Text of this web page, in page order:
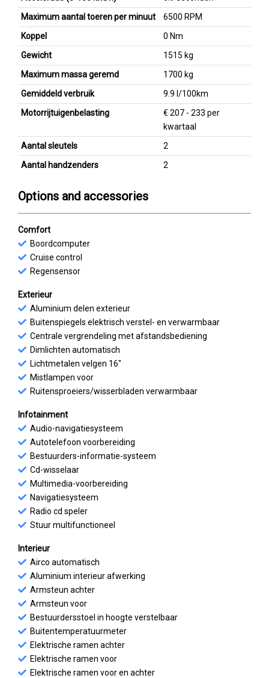
Maximum aantal toeren per minuut
6500 RPM
Koppel
0 Nm
Gewicht
1515 kg
Maximum massa geremd
1700 kg
Gemiddeld verbruik
9.9 l/100km
Motorrijtuigenbelasting
€ 207 - 233 per
kwartaal
Aantal sleutels
2
Aantal handzenders
2
Options and accessories
Comfort
Boordcomputer
Cruise control
Regensensor
Exterieur
Aluminium delen exterieur
Buitenspiegels elektrisch verstel- en verwarmbaar
Centrale vergrendeling met afstandsbediening
Dimlichten automatisch
Lichtmetalen velgen 16"
Mistlampen voor
Ruitensproeiers/wisserbladen verwarmbaar
Infotainment
Audio-navigatiesysteem
Autotelefoon voorbereiding
Bestuurders-informatie-systeem
Cd-wisselaar
Multimedia-voorbereiding
Navigatiesysteem
Radio cd speler
Stuur multifunctioneel
Interieur
Airco automatisch
Aluminium interieur afwerking
Armsteun achter
Armsteun voor
Bestuurdersstoel in hoogte verstelbaar
Buitentemperatuurmeter
Elektrische ramen achter
Elektrische ramen voor
Elektrische ramen voor en achter